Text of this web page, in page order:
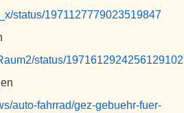
status/1971127779023519847
status/1971612924256129102
auto-fahrrad/gez-gebuehr-fuer-